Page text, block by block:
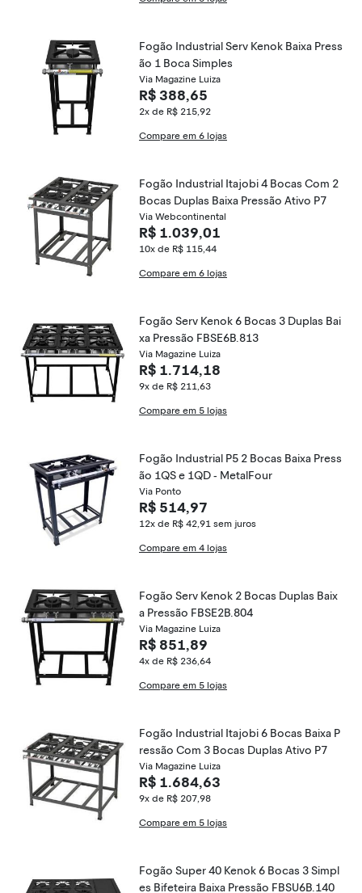
Fogão Industrial Serv Kenok Baixa Press
ão 1 Boca Simples
Via Magazine Luiza
R$ 388,65
2x de R$ 215,92
Compare em 6 lojas
Fogão Industrial Itajobi 4 Bocas Com 2
Bocas Duplas Baixa Pressão Ativo P7
Via Webcontinental
R$ 1.039,01
10x de R$ 115,44
Compare em 6 lojas
Fogão Serv Kenok 6 Bocas 3 Duplas Bai
xa Pressão FBSE6B.813
Via Magazine Luiza
R$ 1.714,18
9x de R$ 211,63
Compare em 5 lojas
Fogão Industrial P5 2 Bocas Baixa Press
ão 1QS e 1QD - MetalFour
Via Ponto
R$ 514,97
12x de R$ 42,91 sem juros
Compare em 4 lojas
Fogão Serv Kenok 2 Bocas Duplas Baix
a Pressão FBSE2B.804
Via Magazine Luiza
R$ 851,89
4x de R$ 236,64
Compare em 5 lojas
Fogão Industrial Itajobi 6 Bocas Baixa P
ressão Com 3 Bocas Duplas Ativo P7
Via Magazine Luiza
R$ 1.684,63
9x de R$ 207,98
Compare em 5 lojas
Fogão Super 40 Kenok 6 Bocas 3 Simpl
es Bifeteira Baixa Pressão FBSU6B.140